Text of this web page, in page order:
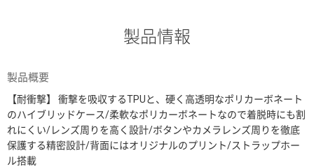
製品情報
製品概要
【耐衝撃】 衝撃を吸収するTPUと、硬く高透明なポリカーボネート
のハイブリッドケース/柔軟なポリカーボネートなので着脱時にも割
れにくい/レンズ周りを高く設計/ボタンやカメラレンズ周りを徹底
保護する精密設計/背面にはオリジナルのプリント/ストラップホー
ル搭載